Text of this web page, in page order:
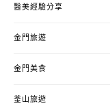
醫美經驗分享
金門旅遊
金門美食
釜山旅遊